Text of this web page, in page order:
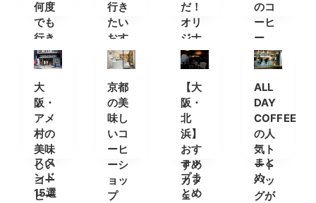
何度
でも
行き
たい
おす
すめ
カフ
ェ＆
コー
ヒー
スタ
ンド
15選
行き
たい
おす
すめ
カフ
ェ＆
コー
ヒー
スタ
ンド
だ！
オリ
ジナ
ルT
シャ
ツが
買え
るコ
ーヒ
ーシ
ョッ
プま
とめ
のコ
ーヒ
ー
を。
人気
のオ
ンラ
イン
ショ
ップ
まと
め
大
阪・
アメ
村の
美味
しい
コー
ヒー
京都
の美
味し
いコ
ーヒ
ーシ
ョッ
プ
【大
阪・
北
浜】
おす
すめ
カフ
ェ・
ALL
DAY
COFFEE
の人
気ト
ート
バッ
グが